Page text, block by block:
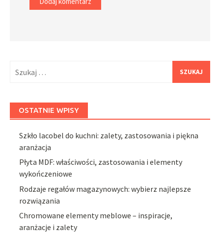
OSTATNIE WPISY
Szkło lacobel do kuchni: zalety, zastosowania i piękna
aranżacja
Płyta MDF: właściwości, zastosowania i elementy
wykończeniowe
Rodzaje regałów magazynowych: wybierz najlepsze
rozwiązania
Chromowane elementy meblowe – inspiracje,
aranżacje i zalety